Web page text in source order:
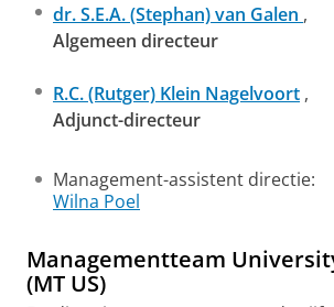
dr. S.E.A. (Stephan) van Galen ,
Algemeen directeur
R.C. (Rutger) Klein Nagelvoort ,
Adjunct-directeur
Management-assistent directie:
Wilna Poel
Managementteam
(MT US)